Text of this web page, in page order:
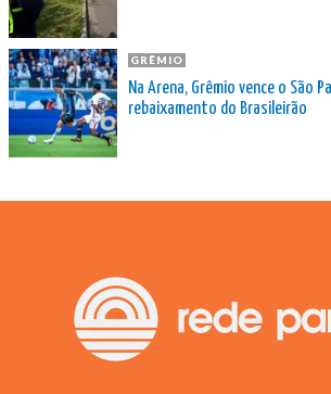
GRÊMIO
Na Arena, Grêmio vence o São
rebaixamento do Brasileirão